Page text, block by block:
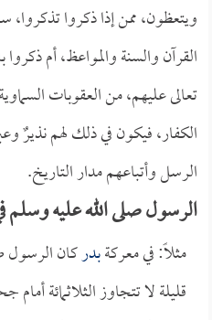
ويتعظون، ممن إذا ذكروا تذكروا،
القرآن والسنة والمواعظ، أم ذكروا
تعالى عليهم، من العقوبات
الكفار، فيكون في ذلك لهم نذيرٌ
الرسل وأتباعهم مدار التاريخ.
الرسول صلى الله عليه وسلم
مثلاً: في معركةبدركان الرسول
قليلة لا تتجاوز الثلاثمائة